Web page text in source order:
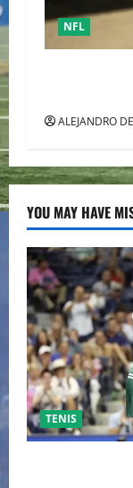
NFL
ALEJANDRO
YOU MAY HAVE
TENIS